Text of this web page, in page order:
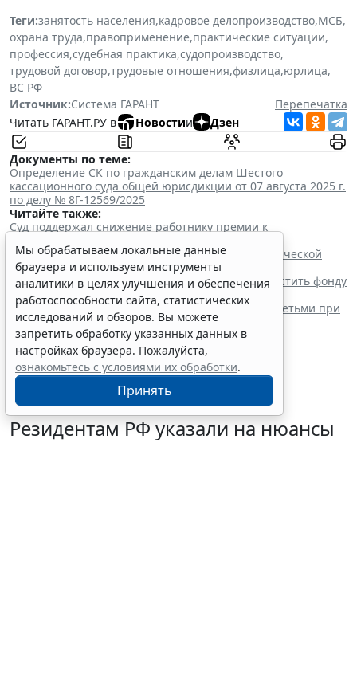
Теги:занятость населения,кадровое делопроизводство,МСБ,
охрана труда,правоприменение,практические ситуации,
профессия,судебная практика,судопроизводство,
трудовой договор,трудовые отношения,физлица,юрлица,
ВС РФ
Источник:Система ГАРАНТ
Перепечатка
Читать ГАРАНТ.РУ в
Новостии Дзен
Документы по теме:
Определение СК по гражданским делам Шестого
кассационного суда общей юрисдикции от 07 августа 2025 г.
по делу № 8Г-12569/2025
Читайте также:
Суд поддержал снижение работнику премии к
Суд поддержал увольнение за пересылку коммерческой
тайны на личную почту
Верховный Суд РФ заставил работодателя возместить фонду
переплату пособия
КС РФ не изменил подход по допуску к работе с детьми при
прошлой судимости
Резидентам РФ указали на нюансы
Мы обрабатываем локальные данные
браузера и используем инструменты
аналитики в целях улучшения и обеспечения
работоспособности сайта, статистических
исследований и обзоров. Вы можете
запретить обработку указанных данных в
настройках браузера. Пожалуйста,
ознакомьтесь с условиями их обработки.
Принять